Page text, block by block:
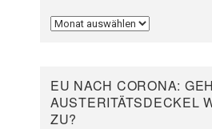
Archivieren
EU NACH CORONA:
AUSTERITÄTSDECKEL
ZU?